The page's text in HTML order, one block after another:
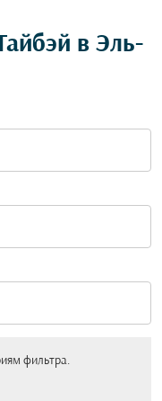
в Эль-
фильтра.